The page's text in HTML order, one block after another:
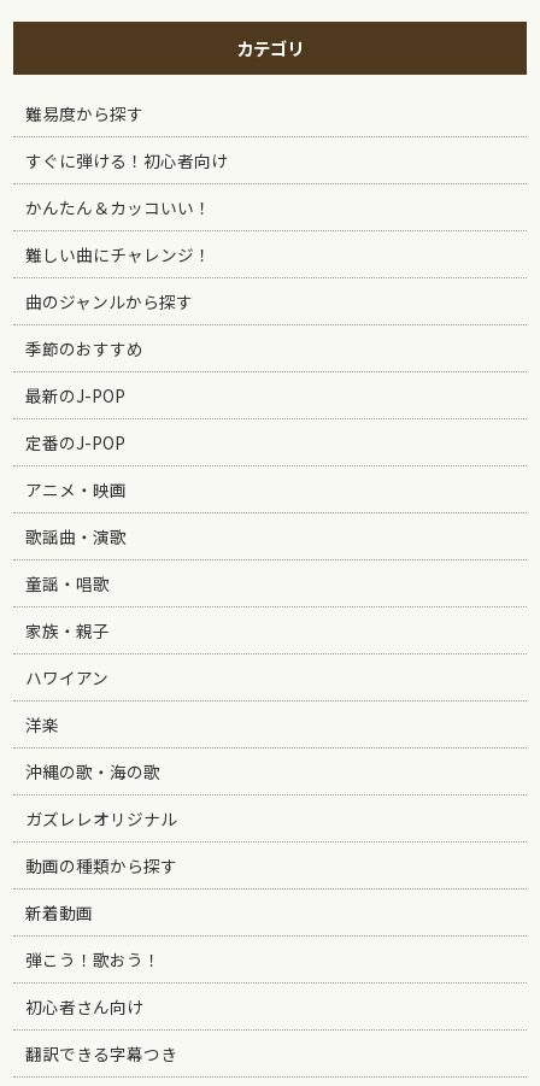
カテゴリ
難易度から探す
すぐに弾ける！初心者向け
かんたん＆カッコいい！
難しい曲にチャレンジ！
曲のジャンルから探す
季節のおすすめ
最新のJ-POP
定番のJ-POP
アニメ・映画
歌謡曲・演歌
童謡・唱歌
家族・親子
ハワイアン
洋楽
沖縄の歌・海の歌
ガズレレオリジナル
動画の種類から探す
新着動画
弾こう！歌おう！
初心者さん向け
翻訳できる字幕つき